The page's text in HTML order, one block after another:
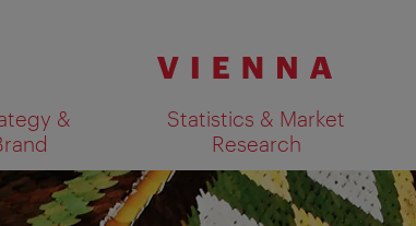
&
Statistics & Market
Research
Show search